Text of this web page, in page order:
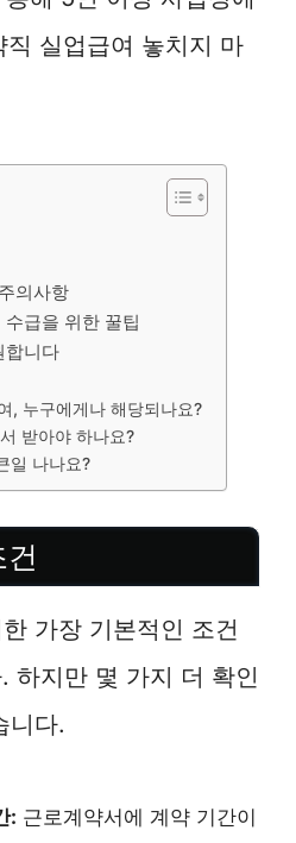
실업급여 놓치지 마
의사항
급을 위한 꿀팁
합니다
, 누구에게나 해당되나요?
받아야 하나요?
일 나나요?
가장 기본적인 조건
하지만 몇 가지 더 확인
니다.
: 근로계약서에 계약 기간이